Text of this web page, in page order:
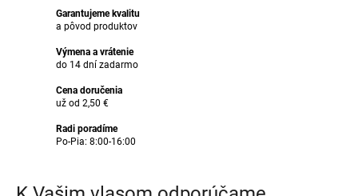
Garantujeme kvalitu
a pôvod produktov
Výmena a vrátenie
do 14 dní zadarmo
Cena doručenia
už od 2,50 €
Radi poradíme
Po-Pia: 8:00-16:00